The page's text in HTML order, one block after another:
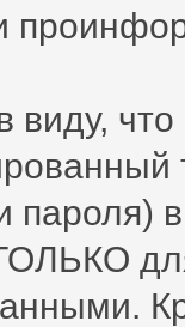
виду,
пароля)